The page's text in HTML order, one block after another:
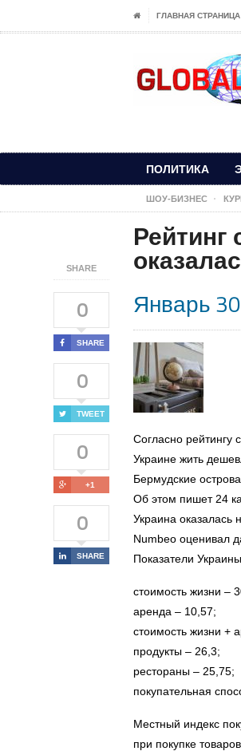
ГЛАВНАЯ СТРАНИЦА
ПОЛИТИКА
ШОУ-БИЗНЕС
SHARE
0
SHARE
0
TWEET
0
+1
0
SHARE
Рейтинг
Январь 30
Согласно рейтингу
Украине жить
Бермудские острова.
Об этом пишет 24
Украина оказалась
Numbeo оценивал
Показатели
стоимость жизни –
аренда – 10,57;
стоимость жизни +
продукты – 26,3;
рестораны – 25,75;
покупательная
Местный индекс
при покупке